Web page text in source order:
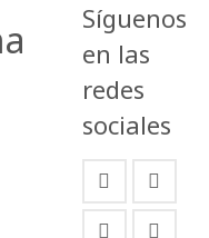
Síguenos
en las
redes
sociales